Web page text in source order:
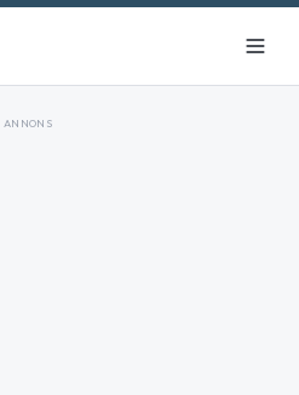
ANNONS